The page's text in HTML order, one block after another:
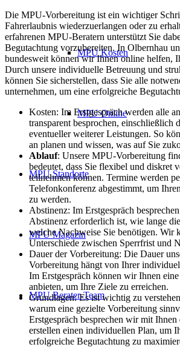
MPU Kosten
MPU Online
MPU Standorte
MPU Magazin
MPU Berater-Team
Die MPU-Vorbereitung ist ein wichtiger
Fahrerlaubnis wiederzuerlangen oder zu
erfahrenen MPU-Beratern unterstützt Sie
Begutachtung vorzubereiten. In Olbernhau
bundesweit können wir Ihnen online helfen,
Durch unsere individuelle Betreuung und
können Sie sicherstellen, dass Sie alle
unternehmen, um eine erfolgreiche
Kosten: Im Erstgespräch werden alle
transparent besprochen, einschließlich
eventueller weiterer Leistungen. So
an planen und wissen, was auf Sie
Ablauf: Unsere MPU-Vorbereitung
bedeutet, dass Sie flexibel und diskret
teilnehmen können. Termine werden
Telefonkonferenz abgestimmt, um
zu werden.
Abstinenz: Im Erstgespräch
Abstinenz erforderlich ist, wie lange
welche Nachweise Sie benötigen. Wir
Unterschiede zwischen Sperrfrist und
Dauer der Vorbereitung: Die Dauer
Vorbereitung hängt von Ihrer
Im Erstgespräch können wir Ihnen
anbieten, um Ihre Ziele zu erreichen.
Grundlagen: Es ist wichtig zu
warum eine gezielte Vorbereitung
Erstgespräch besprechen wir mit
erstellen einen individuellen Plan, um
erfolgreiche Begutachtung zu